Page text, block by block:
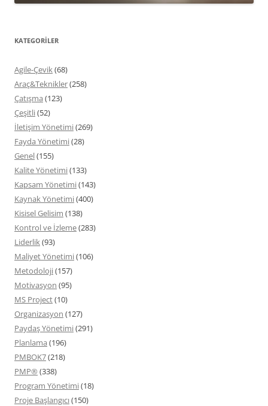
KATEGORİLER
Agile-Çevik(68)
Araç&Teknikler(258)
Çatışma (123)
Çeşitli(52)
İletişim Yönetimi(269)
Fayda Yönetimi(28)
Genel(155)
Kalite Yönetimi(133)
Kapsam Yönetimi(143)
Kaynak Yönetimi(400)
Kisisel Gelisim (138)
Kontrol ve İzleme(283)
Liderlik(93)
Maliyet Yönetimi(106)
Metodoloji(157)
Motivasyon (95)
MS Project(10)
Organizasyon (127)
Paydaş Yönetimi(291)
Planlama (196)
PMBOK7(218)
PMP® (338)
Program Yönetimi(18)
Proje Başlangıcı(150)